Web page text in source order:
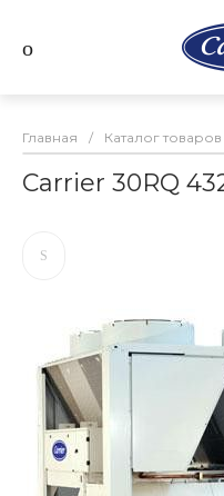
Главная / Каталог товаров
Carrier 30RQ